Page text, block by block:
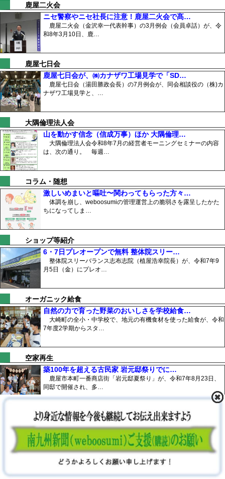
鹿屋二火会
ニセ警察やニセ社長に注意！鹿屋二火会で髙…
鹿屋二火会（金沢幸一代表幹事）の3月例会（会員卓話）が、令
和8年3月10日、鹿…
鹿屋七日会
鹿屋七日会が、㈱カナザワ工場見学で「SD…
鹿屋七日会（湯田勝政会長）の7月例会が、同会相談役の（株)カ
ナザワ工場見学と、…
大隅倫理法人会
山を動かす信念（信成万事）ほか 大隅倫理…
大隅倫理法人会令和8年7月の経営者モーニングセミナーの内容
は、次の通り。 毎週…
コラム・随想
激しいめまいと嘔吐〜関わってもらった方々…
体調を崩し、weboosumiの管理運営上の脆弱さを露呈したかた
ちになってしま…
ショップ等紹介
6・7日プレオープンで無料 整体院スリー…
整体院スリーバランス志布志院（植屋浩幸院長）が、令和7年9
月5日（金）にプレオ…
オーガニック給食
自然の力で育った野菜のおいしさを学校給食…
大崎町の全小・中学校で、地元の有機食材を使った給食が、令和
7年度2学期からスタ…
空家再生
築100年を超える古民家 岩元邸祭りでに…
鹿屋市本町一番商店街「岩元邸夏祭り」が、令和7年8月23日、
同邸で開催され、多…